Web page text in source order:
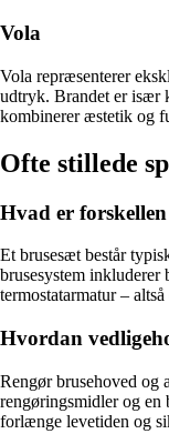
Vola
Vola repræsenterer
udtryk. Brandet er især
kombinerer æstetik og
Ofte stillede
Hvad er
Et brusesæt består
brusesystem inkluderer
termostatarmatur –
Hvordan
Rengør brusehoved
rengøringsmidler og
forlænge levetiden og